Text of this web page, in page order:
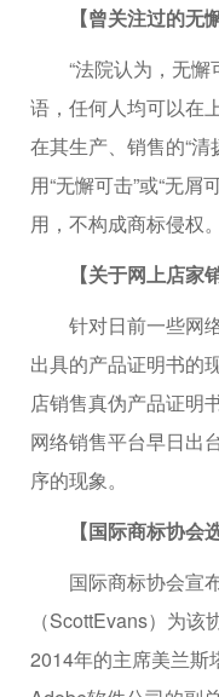
【曾关注过的无懈
“法院认为，无懈
语，任何人均可以在
在其生产、销售的“
用“无懈可击”或“无
用，不构成商标侵权。
【关于网上店家销
针对日前一些网络
出具的产品证明书的
店销售真伪产品证明
网络销售平台早日出
序的现象。
【国际商标协会选
国际商标协会宣
（ScottEvans）为
2014年的主席美兰斯